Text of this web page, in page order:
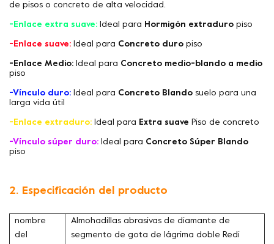
de pisos o concreto de alta velocidad.
-Enlace extra suave: Ideal para Hormigón extraduro piso
-Enlace suave: Ideal para Concreto duro piso
-Enlace Medio: Ideal para Concreto medio-blando a medio
piso
-Vínculo duro: Ideal para Concreto Blando suelo para una
larga vida útil
-Enlace extraduro: Ideal para Extra suave Piso de concreto
-Vínculo súper duro: Ideal para Concreto Súper Blando
piso
2. Especificación del producto
nombre
del
Almohadillas abrasivas de diamante de
segmento de gota de lágrima doble Redi